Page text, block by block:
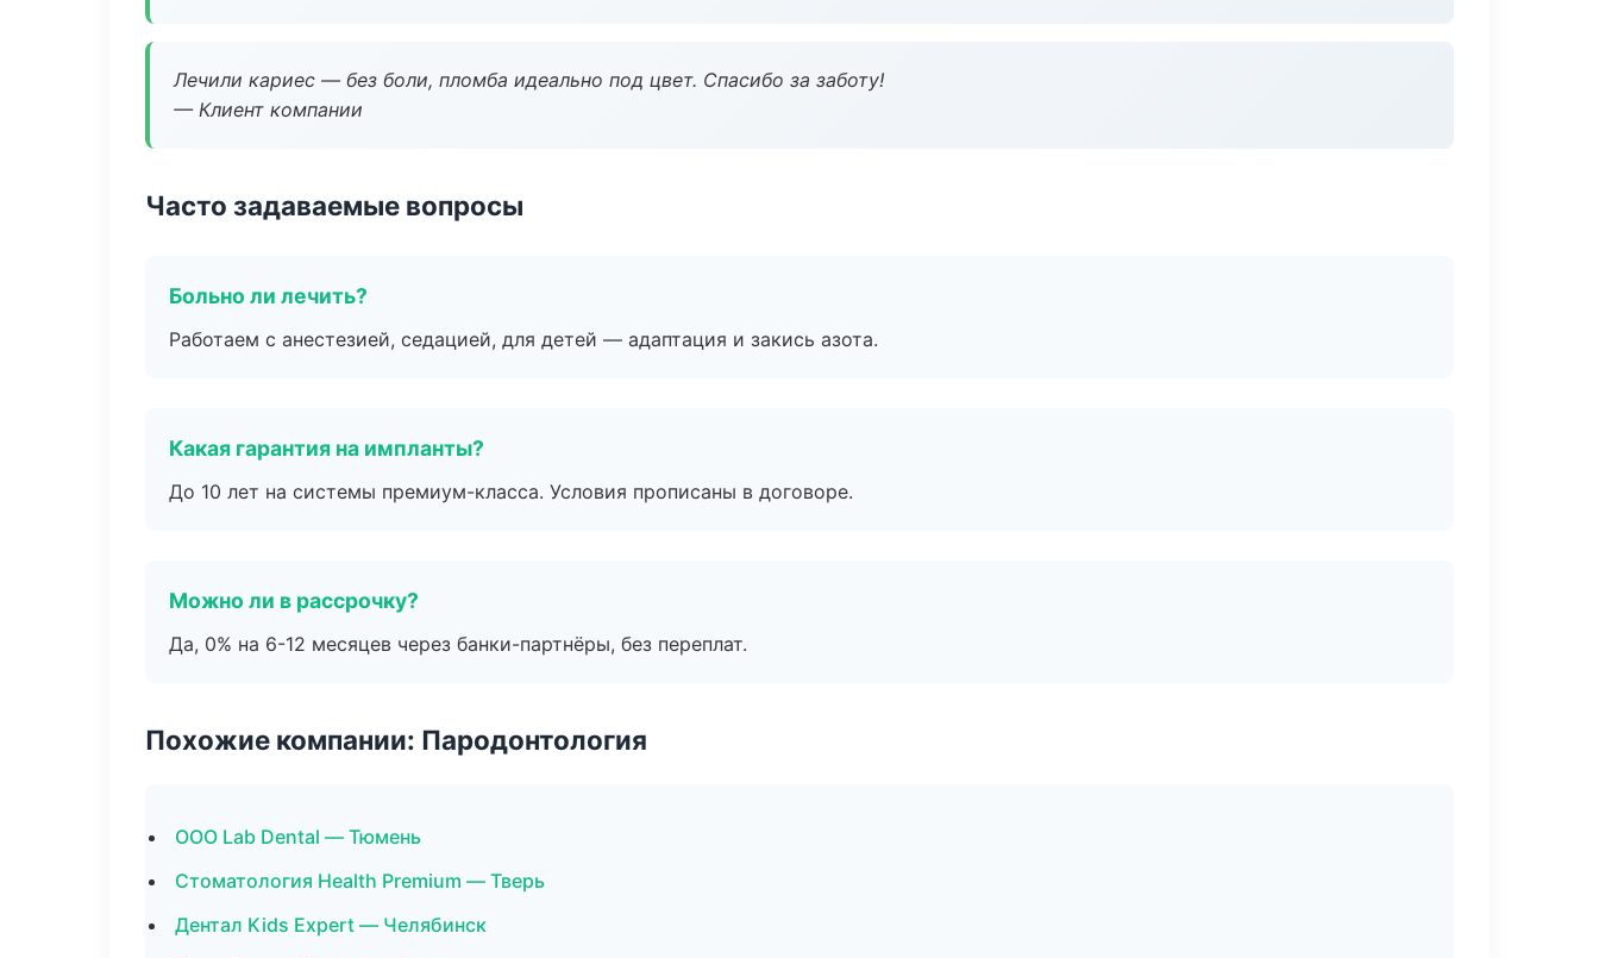
Лечили кариес — без боли, пломба идеально под цвет. Спасибо за заботу!
— Клиент компании
Часто задаваемые вопросы
Больно ли лечить?
Работаем с анестезией, седацией, для детей — адаптация и закись азота.
Какая гарантия на импланты?
До 10 лет на системы премиум-класса. Условия прописаны в договоре.
Можно ли в рассрочку?
Да, 0% на 6-12 месяцев через банки-партнёры, без переплат.
Похожие компании: Пародонтология
ООО Lab Dental — Тюмень
Стоматология Health Premium — Тверь
Дентал Kids Expert — Челябинск